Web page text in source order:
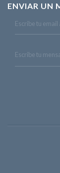
ENVIAR UN